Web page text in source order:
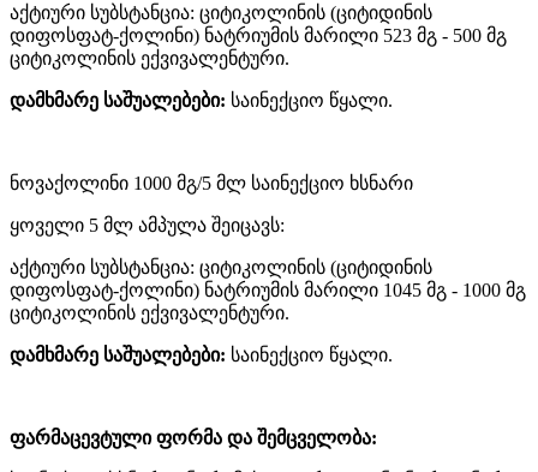
აქტიური სუბსტანცია: ციტიკოლინის (ციტიდინის
დიფოსფატ-ქოლინი) ნატრიუმის მარილი 523 მგ - 500 მგ
ციტიკოლინის ექვივალენტური.
დამხმარე საშუალებები: საინექციო წყალი.
ნოვაქოლინი 1000 მგ/5 მლ საინექციო ხსნარი
ყოველი 5 მლ ამპულა შეიცავს:
აქტიური სუბსტანცია: ციტიკოლინის (ციტიდინის
დიფოსფატ-ქოლინი) ნატრიუმის მარილი 1045 მგ - 1000 მგ
ციტიკოლინის ექვივალენტური.
დამხმარე საშუალებები: საინექციო წყალი.
ფარმაცევტული ფორმა და შემცველობა: